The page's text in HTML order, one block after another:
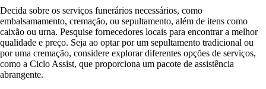
Decida sobre os serviços funerários necessários, como
embalsamamento, cremação, ou sepultamento, além de itens como
caixão ou urna. Pesquise fornecedores locais para encontrar a melhor
qualidade e preço. Seja ao optar por um sepultamento tradicional ou
por uma cremação, considere explorar diferentes opções de serviços,
como a Ciclo Assist, que proporciona um pacote de assistência
abrangente.